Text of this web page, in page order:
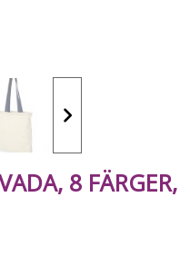
8 FÄRGER,